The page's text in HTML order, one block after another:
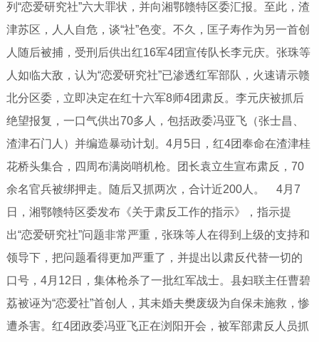
列“恋爱研究社”六大罪状，并向湘鄂赣特区委汇报。至此，渣
津苏区，人人自危，谈“社”色变。不久，匡子寿作为另一首创
人随后被捕，受刑后供出红16军4团宣传队长李元庆。张珠等
人如临大敌，认为“恋爱研究社”已渗透红军部队，火速请示赣
北分区委，立即决定在红十六军8师4团肃反。李元庆被抓后
绝望报复，一口气供出70多人，包括政委冯亚飞（张士昌、
渣津石门人）并编造暴动计划。4月5日，红4团奉命在渣津桂
花桥头集合，四周布满岗哨机枪。团长袁立生宣布肃反，70
余名官兵被绑押走。随后又抓两次，合计近200人。 4月7
日，湘鄂赣特区委发布《关于肃反工作的指示》，指示提
出“恋爱研究社”问题非常严重，张珠等人在得到上级的支持和
领导下，把问题看得更加严重了，并提出以肃反代替一切的
口号，4月12日，集体枪杀了一批红军战士。县妇联主任曹碧
荔被诬为“恋爱社”首创人，其未婚夫樊废级为自保未施救，惨
遭杀害。红4团政委冯亚飞正在浏阳开会，被军部肃反人员抓